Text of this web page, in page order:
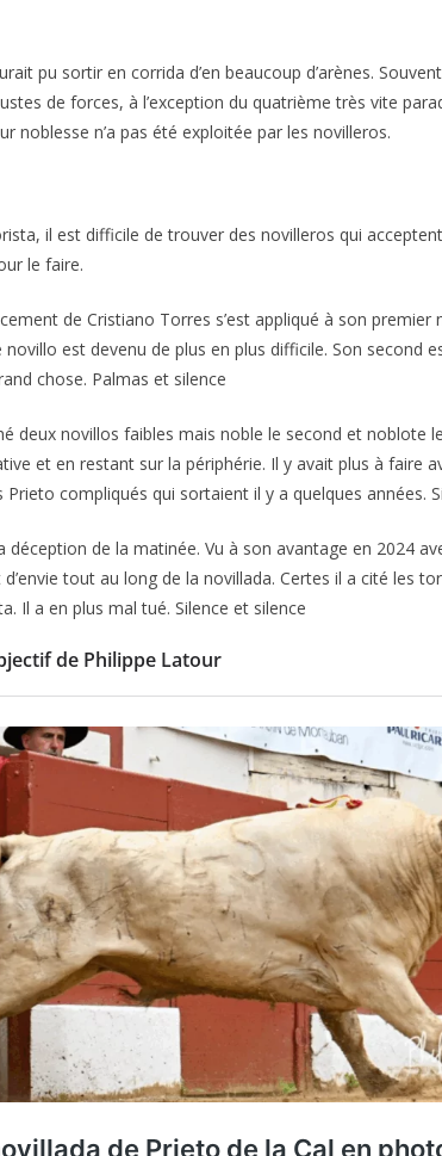
pu sortir en corrida d’en beaucoup d’arènes.
de forces, à l’exception du quatrième très vite
noblesse n’a pas été exploitée par les novilleros.
il est difficile de trouver des novilleros qui
le faire.
de Cristiano Torres s’est appliqué à son premier
est devenu de plus en plus difficile. Son second
chose. Palmas et silence
deux novillos faibles mais noble le second et noblote
et en restant sur la périphérie. Il y avait plus à faire
Prieto compliqués qui sortaient il y a quelques années.
déception de la matinée. Vu à son avantage en 2024
tout au long de la novillada. Certes il a cité les
Il a en plus mal tué. Silence et silence
de Philippe Latour
TAURINES 2026
: au seuil des
2026 Olivier Castelnau 18/06/